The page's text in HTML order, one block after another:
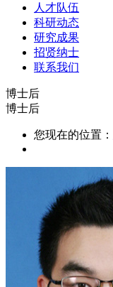
人才队伍
科研动态
研究成果
招贤纳士
联系我们
博士后
博士后
您现在的位置：